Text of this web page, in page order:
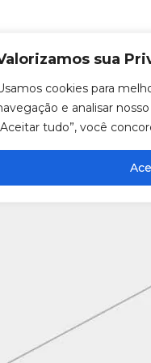
sua
cookies para
e analisar
tudo”, você